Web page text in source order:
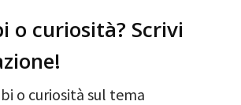
o curiosità? Scrivi
o curiosità sul tema